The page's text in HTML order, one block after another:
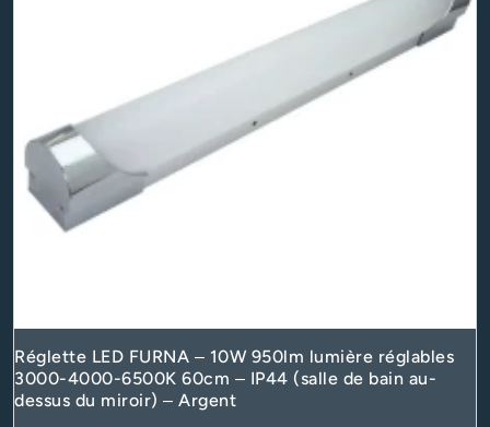
Réglette LED FURNA – 10W 950lm lumière réglables
3000-4000-6500K 60cm – IP44 (salle de bain au-
dessus du miroir) – Argent